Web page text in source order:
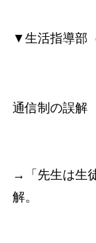
▼生活指導部
通信制の誤解
→「先生は生
解。